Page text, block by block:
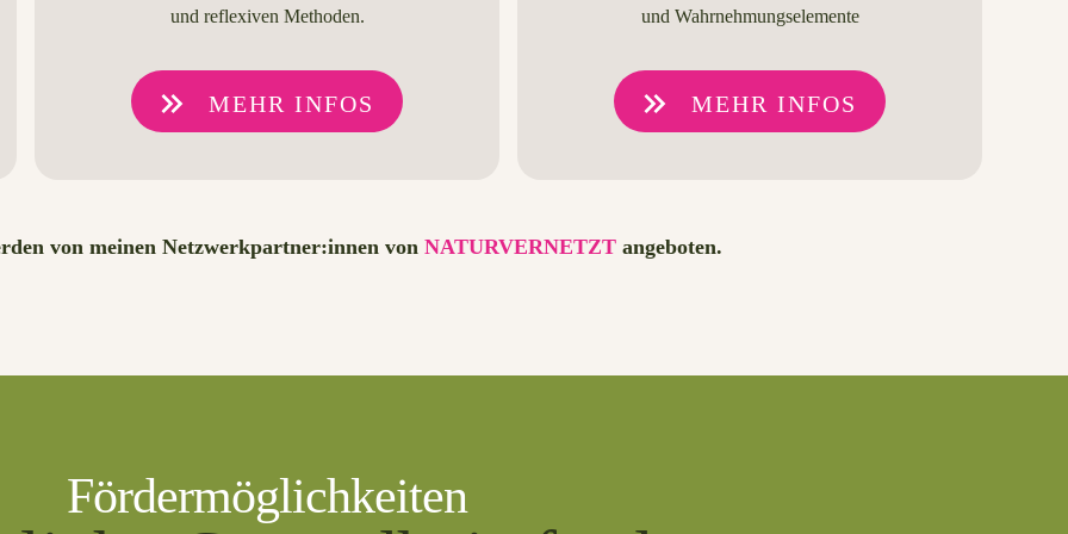
und reflexiven Methoden.
MEHR INFOS
und Wahrnehmungselemente
MEHR INFOS
von meinen Netzwerkpartner:innen von NATURVERNETZT angeboten.
Fördermöglichkeiten